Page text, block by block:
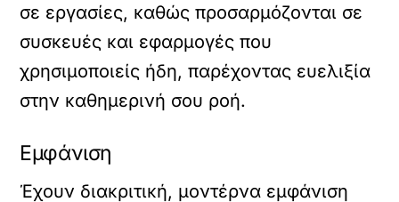
σε εργασίες, καθώς προσαρμόζονται σε
συσκευές και εφαρμογές που
χρησιμοποιείς ήδη, παρέχοντας ευελιξία
στην καθημερινή σου ροή.
Εμφάνιση
Έχουν διακριτική, μοντέρνα εμφάνιση